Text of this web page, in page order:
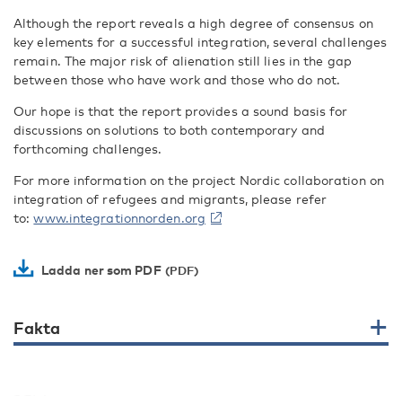
Although the report reveals a high degree of consensus on
key elements for a successful integration, several challenges
remain. The major risk of alienation still lies in the gap
between those who have work and those who do not.
Our hope is that the report provides a sound basis for
discussions on solutions to both contemporary and
forthcoming challenges.
For more information on the project Nordic collaboration on
integration of refugees and migrants, please refer
to:www.integrationnorden.org
Ladda ner som PDF
Fakta